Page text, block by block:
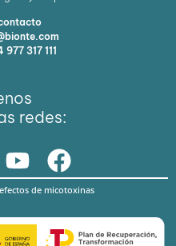
977 317 111
redes:
de micotoxinas